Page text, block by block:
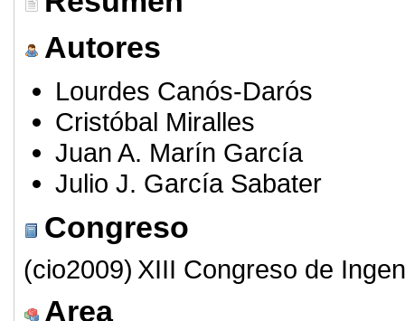
Autores
Lourdes Canós-Darós
Cristóbal Miralles
Juan A. Marín García
Julio J. García Sabater
Congreso
(cio2009) XIII Congreso de
Area